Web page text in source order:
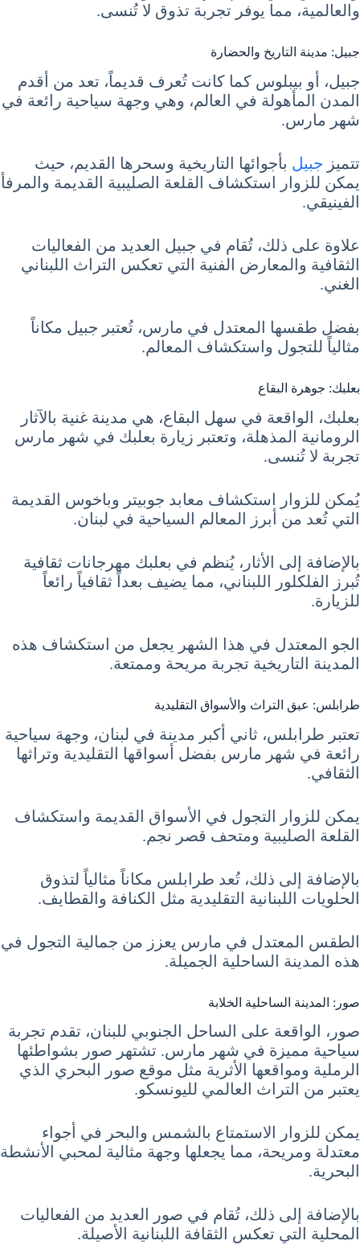
والعالمية، مما يوفر تجربة تذوق لا تُنسى.
جبيل: مدينة التاريخ والحضارة
جبيل، أو بيبلوس كما كانت تُعرف قديماً، تعد من أقدم
المدن المأهولة في العالم، وهي وجهة سياحية رائعة في
شهر مارس.
تتميز جبيل بأجوائها التاريخية وسحرها القديم، حيث
يمكن للزوار استكشاف القلعة الصليبية القديمة والمرفأ
الفينيقي.
علاوة على ذلك، تُقام في جبيل العديد من الفعاليات
الثقافية والمعارض الفنية التي تعكس التراث اللبناني
الغني.
بفضل طقسها المعتدل في مارس، تُعتبر جبيل مكاناً
مثالياً للتجول واستكشاف المعالم.
بعلبك: جوهرة البقاع
بعلبك، الواقعة في سهل البقاع، هي مدينة غنية بالآثار
الرومانية المذهلة، وتعتبر زيارة بعلبك في شهر مارس
تجربة لا تُنسى.
يُمكن للزوار استكشاف معابد جوبيتر وباخوس القديمة
التي تُعد من أبرز المعالم السياحية في لبنان.
بالإضافة إلى الأثار، يُنظم في بعلبك مهرجانات ثقافية
تُبرز الفلكلور اللبناني، مما يضيف بعداً ثقافياً رائعاً
للزيارة.
الجو المعتدل في هذا الشهر يجعل من استكشاف هذه
المدينة التاريخية تجربة مريحة وممتعة.
طرابلس: عبق التراث والأسواق التقليدية
تعتبر طرابلس، ثاني أكبر مدينة في لبنان، وجهة سياحية
رائعة في شهر مارس بفضل أسواقها التقليدية وتراثها
الثقافي.
يمكن للزوار التجول في الأسواق القديمة واستكشاف
القلعة الصليبية ومتحف قصر نجم.
بالإضافة إلى ذلك، تُعد طرابلس مكاناً مثالياً لتذوق
الحلويات اللبنانية التقليدية مثل الكنافة والقطايف.
الطقس المعتدل في مارس يعزز من جمالية التجول في
هذه المدينة الساحلية الجميلة.
صور: المدينة الساحلية الخلابة
صور، الواقعة على الساحل الجنوبي للبنان، تقدم تجربة
سياحية مميزة في شهر مارس. تشتهر صور بشواطئها
الرملية ومواقعها الأثرية مثل موقع صور البحري الذي
يعتبر من التراث العالمي لليونسكو.
يمكن للزوار الاستمتاع بالشمس والبحر في أجواء
معتدلة ومريحة، مما يجعلها وجهة مثالية لمحبي الأنشطة
البحرية.
بالإضافة إلى ذلك، تُقام في صور العديد من الفعاليات
المحلية التي تعكس الثقافة اللبنانية الأصيلة.